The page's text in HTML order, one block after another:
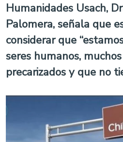
Humanidades Usach,
Palomera, señala que
considerar que
seres humanos,
precarizados y que no